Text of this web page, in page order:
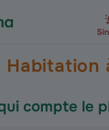
Habitation
compte le